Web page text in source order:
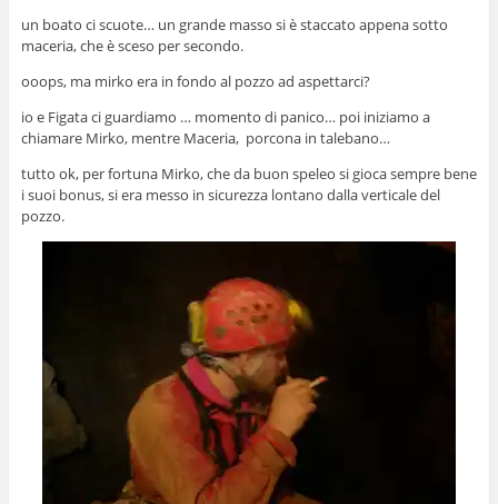
un boato ci scuote… un grande masso si è staccato appena sotto
maceria, che è sceso per secondo.
ooops, ma mirko era in fondo al pozzo ad aspettarci?
io e Figata ci guardiamo … momento di panico… poi iniziamo a
chiamare Mirko, mentre Maceria, porcona in talebano…
tutto ok, per fortuna Mirko, che da buon speleo si gioca sempre bene
i suoi bonus, si era messo in sicurezza lontano dalla verticale del
pozzo.